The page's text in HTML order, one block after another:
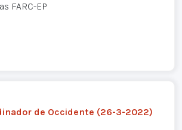
FARC-EP
de Occidente (26-3-2022)